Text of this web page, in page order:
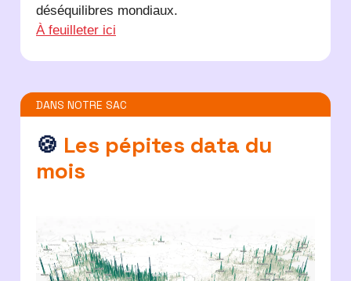
déséquilibres mondiaux.
À feuilleter ici
DANS NOTRE SAC
🍪 Les pépites data du
mois